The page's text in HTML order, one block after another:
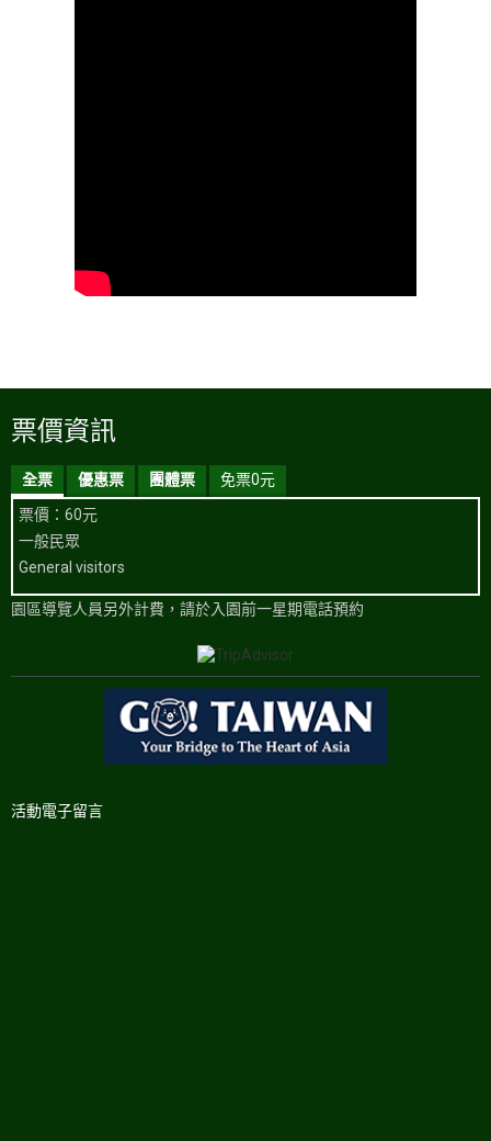
票價資訊
全票 優惠票 團體票
免票0元
票價：60元
一般民眾
General visitors
園區導覽人員另外計費，請於入園前一星期電話預約
活動電子留言